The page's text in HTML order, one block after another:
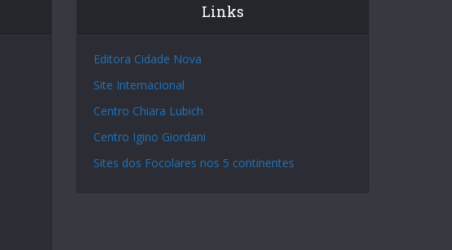
Links
Editora Cidade Nova
Site Internacional
Centro Chiara Lubich
Centro Igino Giordani
Sites dos Focolares nos 5 continentes